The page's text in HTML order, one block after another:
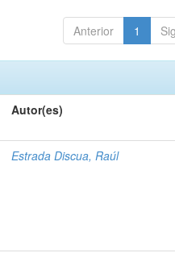
Anterior 1
Autor(es)
Estrada Discua, Raúl